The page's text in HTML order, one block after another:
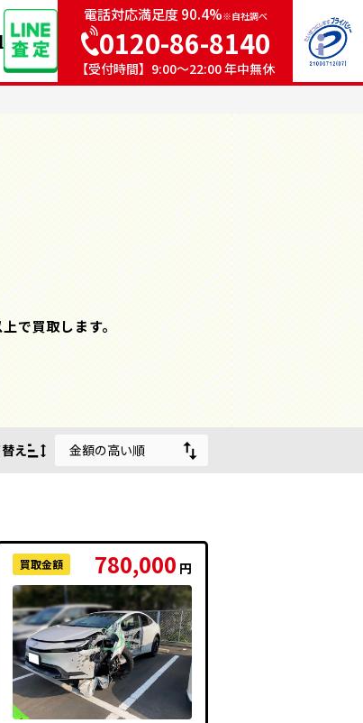
電話対応満足度 90.4%※自社調べ
0120-86-8140
【受付時間】9:00〜22:00 年中無休
で買取します。
え 金額の高い順
金額の安い順
走行距離が長い順
走行距離が短い順
年式の古い順
年式の新しい順
買取金額 780,000 円